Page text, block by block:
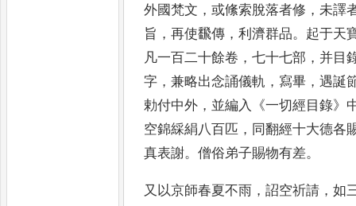
外國梵文 ，或絛索脫落者修 ，未譯
旨 ，再使飜傳 ，利濟群品。 起于天
凡一百二十餘卷 ，七十七部 ， 并目
字 ，兼略出念誦儀軌 ， 寫畢 ，遇誕
勅付中外 ， 並編入 《一切經目錄》
空錦綵絹八百匹 ， 同翻經十大德各
真表謝。僧俗弟子賜物有差。
又以京師春夏不雨 ，詔空祈請 ，如